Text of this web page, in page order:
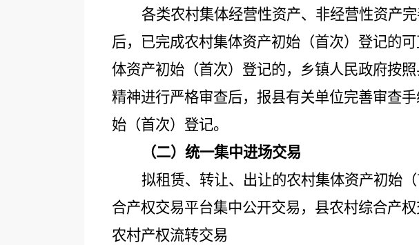
各类农村集体经营性资产、非经营性资产
后，已完成农村集体资产初始（首次）登记的
体资产初始（首次）登记的，乡镇人民政府按
精神进行严格审查后，报县有关单位完善审查
始（首次）登记。
（二）统一集中进场交易
拟租赁、转让、出让的农村集体资产初始
合产权交易平台集中公开交易，县农村综合产
农村产权流转交易